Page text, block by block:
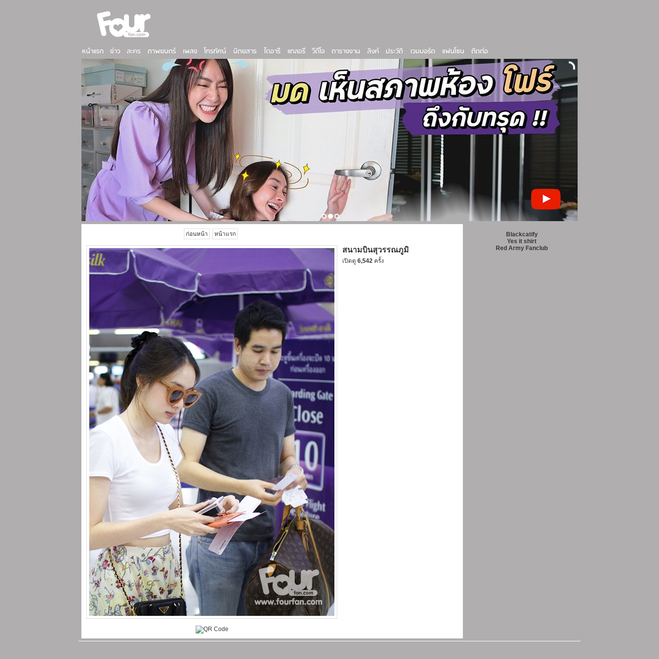
ก่อนหน้า หน้าแรก
สนามบินสุวรรณภูมิ
เปิดดู 6,542 ครั้ง
Blackcatify
Yes it shirt
Red Army Fanclub